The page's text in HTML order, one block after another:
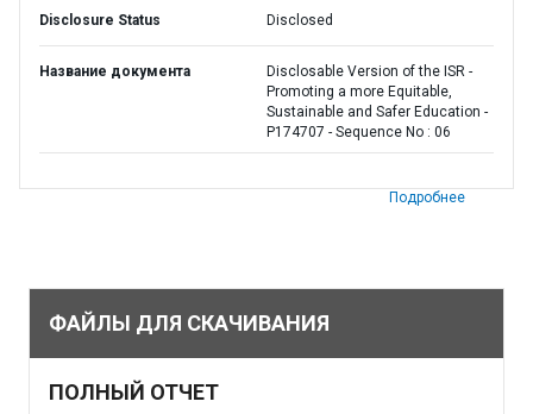
Disclosure Status Disclosed
Название документа
Disclosable Version of the ISR -
Promoting a more Equitable,
Sustainable and Safer Education -
P174707 - Sequence No : 06
Подробнее
ФАЙЛЫ ДЛЯ СКАЧИВАНИЯ
ПОЛНЫЙ ОТЧЕТ